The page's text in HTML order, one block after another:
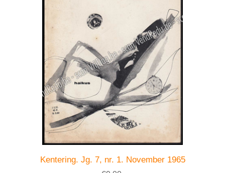
Kentering. Jg. 7, nr. 1. November 1965